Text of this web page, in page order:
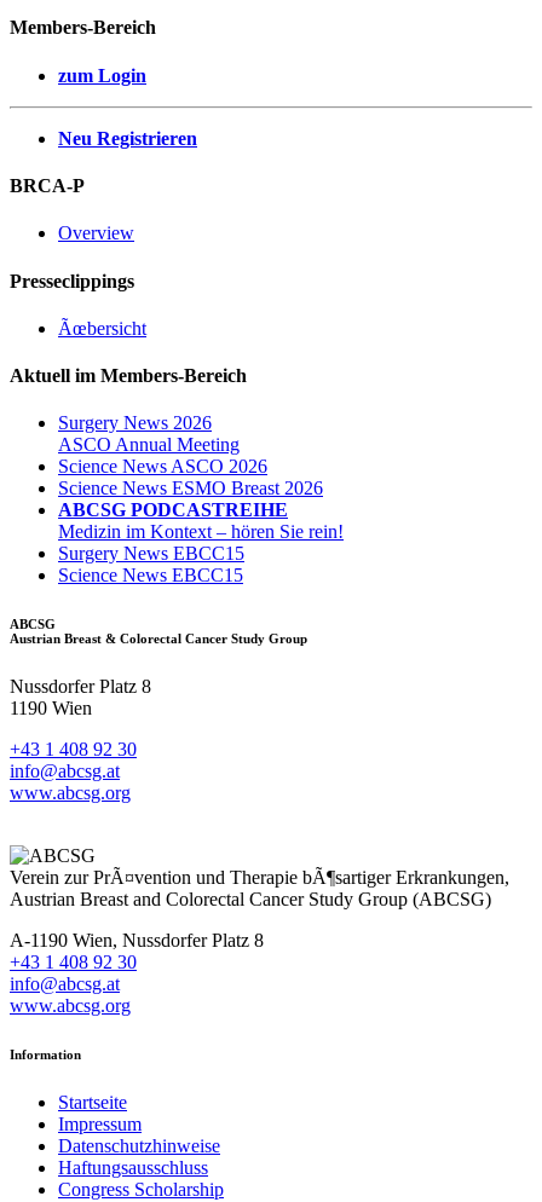
Members-Bereich
zum Login
Neu Registrieren
BRCA-P
Overview
Presseclippings
Ãœbersicht
Aktuell im Members-Bereich
Surgery News 2026
ASCO Annual Meeting
Science News ASCO 2026
Science News ESMO Breast 2026
ABCSG PODCASTREIHE
Medizin im Kontext – hören Sie rein!
Surgery News EBCC15
Science News EBCC15
ABCSG
Austrian Breast & Colorectal Cancer Study Group
Nussdorfer Platz 8
1190 Wien
+43 1 408 92 30
info@abcsg.at
www.abcsg.org
Verein zur PrÃ¤vention und Therapie bÃ¶sartiger Erkrankungen,
Austrian Breast and Colorectal Cancer Study Group (ABCSG)
A-1190 Wien, Nussdorfer Platz 8
+43 1 408 92 30
info@abcsg.at
www.abcsg.org
Information
Startseite
Impressum
Datenschutzhinweise
Haftungsausschluss
Congress Scholarship